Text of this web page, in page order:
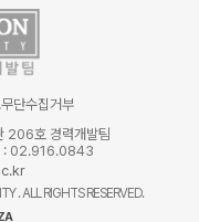
단수집거부
206호 경력개발팀
: 02.916.0843
. ALL RIGHTS RESERVED.